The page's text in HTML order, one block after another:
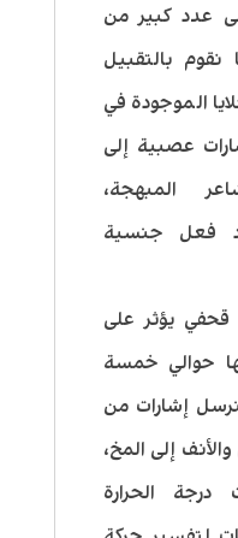
عدد كبير من
نقوم بالتقبيل
الموجودة في
عصبية إلى
المبهجة،
فعل جنسية
13 عصب قحفي يؤثر على
حوالي خمسة
إشارات من
إلى المخ،
الحرارة